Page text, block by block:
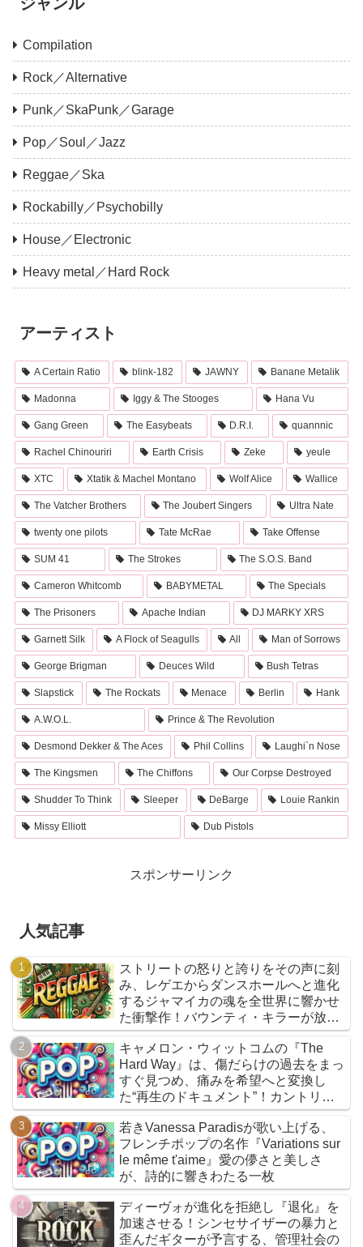
Compilation
Rock／Alternative
Punk／SkaPunk／Garage
Pop／Soul／Jazz
Reggae／Ska
Rockabilly／Psychobilly
House／Electronic
Heavy metal／Hard Rock
アーティスト
A Certain Ratio blink-182 JAWNY Banane Metalik
Madonna Iggy & The Stooges Hana Vu
Gang Green The Easybeats D.R.I. quannnic
Rachel Chinouriri Earth Crisis Zeke yeule
XTC Xtatik & Machel Montano Wolf Alice Wallice
The Vatcher Brothers The Joubert Singers Ultra Nate
twenty one pilots Tate McRae Take Offense
SUM 41 The Strokes The S.O.S. Band
Cameron Whitcomb BABYMETAL The Specials
The Prisoners Apache Indian DJ MARKY XRS
Garnett Silk A Flock of Seagulls All Man of Sorrows
George Brigman Deuces Wild Bush Tetras
Slapstick The Rockats Menace Berlin Hank
A.W.O.L. Prince & The Revolution
Desmond Dekker & The Aces Phil Collins Laughi`n Nose
The Kingsmen The Chiffons Our Corpse Destroyed
Shudder To Think Sleeper DeBarge Louie Rankin
Missy Elliott Dub Pistols
スポンサーリンク
人気記事
ストリートの怒りと誇りをその声に刻
み、レゲエからダンスホールへと進化
するジャマイカの魂を全世界に響かせ
た衝撃作！バウンティ・キラーが放つ
『Bounty Killer』は、貧者の代弁者と
しての信念と、爆音でしか語れないリ
アルな真実を詰め込んだ決定的アルバ
ムだ
キャメロン・ウィットコムの『The
Hard Way』は、傷だらけの過去をまっ
すぐ見つめ、痛みを希望へと変換し
た“再生のドキュメント”！カントリー
とフォークを軸に、荒削りな衝動と繊
細な感情が交差するサウンドは、人生
の遠回りさえも価値ある物語へと昇華
していく
若きVanessa Paradisが歌い上げる、
フレンチポップの名作『Variations sur
le même t'aime』愛の儚さと美しさ
が、詩的に響きわたる一枚
ディーヴォが進化を拒絶し『退化』を
加速させる！シンセサイザーの暴力と
歪んだギターが予言する、管理社会の